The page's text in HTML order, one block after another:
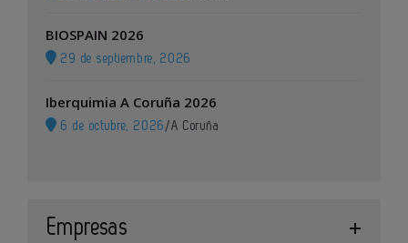
BIOSPAIN 2026
29 de septiembre, 2026
Iberquimia A Coruña 2026
6 de octubre, 2026 /A Coruña
Empresas